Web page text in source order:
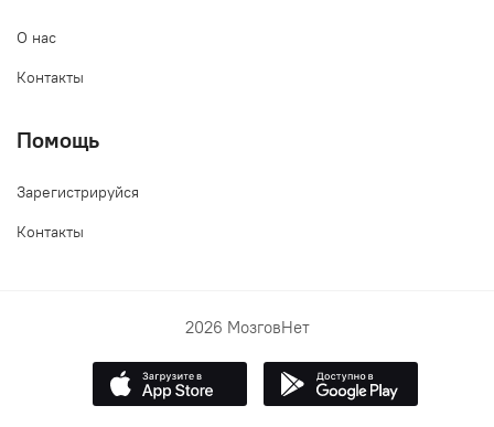
О нас
Контакты
Помощь
Зарегистрируйся
Контакты
2026 МозговНет